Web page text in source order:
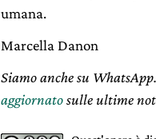
umana.
Marcella Danon
Siamo anche su WhatsApp.
aggiornatosulle ultime